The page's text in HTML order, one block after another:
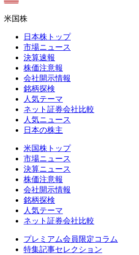
米国株
日本株トップ
市場ニュース
決算速報
株価注意報
会社開示情報
銘柄探検
人気テーマ
ネット証券会社比較
人気ニュース
日本の株主
米国株トップ
市場ニュース
決算ニュース
株価注意報
会社開示情報
銘柄探検
人気テーマ
ネット証券会社比較
プレミアム会員限定コラム
特集記事セレクション